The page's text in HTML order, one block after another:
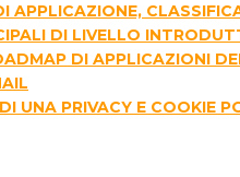
APPLICAZIONE,
DI LIVELLO
DI APPLICAZIONI
UNA PRIVACY E COOKIE